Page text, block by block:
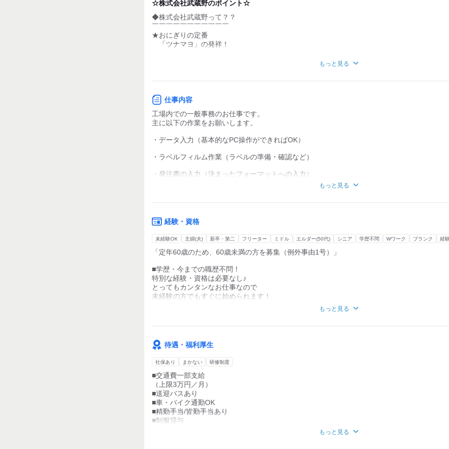
お客様との対話が
少ない
力仕事が少ない
☆株式会社武蔵野のポイント☆
◆株式会社武蔵野って？？
￣￣￣￣￣￣￣￣￣￣￣
★おにぎりの定番
「ツナマヨ」の発祥！
製造を請け負っている歴史ある会社です☆
◆120円の美味しい社食が食べられます☆
従業員のために120円社食を
美味しい定食や、
120円で食べられます♪
太田駅からバスで無料送迎を
行っています！
「駅から遠いから通えない。。。」
なんて方も安心です☆
【面接について】
◎面接日
毎週火曜日～木曜日に実施中です！
もっと見る
仕事内容
工場内での一般事務のお仕事です。
主に以下の作業をお願いします。
・データ入力（基本的なPC操作ができればOK）
・ラベルフィルム作業（ラベルの準備・確認など）
・発注書の入力（決まったフォーマットへの入力）
・電話対応・来客対応（夜間なのでほとんどございません）
・従業員のご相談受付
ブランクがある方や子育て明けの方でも安心してスタートできます。
最初は先輩スタッフが丁寧に教えてくれるので心配いりません。
もっと見る
経験・資格
未経験OK 主婦(夫) 新卒・第二 フリーター ミドル エルダー(50代) シニア 学歴不問 Wワーク ブランク 経
「定年60歳のため、60歳未満の方を募集（例外事由1号）」
■学歴・今までの職歴不問！
特別な経験・資格は必要なし♪
とってもカンタンなお仕事なので
未経験の方でもすぐに始められます！
■色んなタイプの仕事があるので
どなたでも活躍できる環境！
【こんな人にぴったり】
・お話が好き
・働く時間を自分で選びたい
もっと見る
待遇・福利厚生
社保あり まかない 研修制度
■交通費一部支給
（上限3万円／月）
■送迎バスあり
■車・バイク通勤OK
■精勤手当/皆勤手当あり
■制服貸与
もっと見る